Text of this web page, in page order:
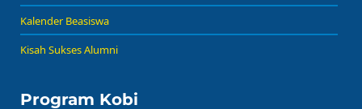
Kalender Beasiswa
Kisah Sukses Alumni
Program Kobi